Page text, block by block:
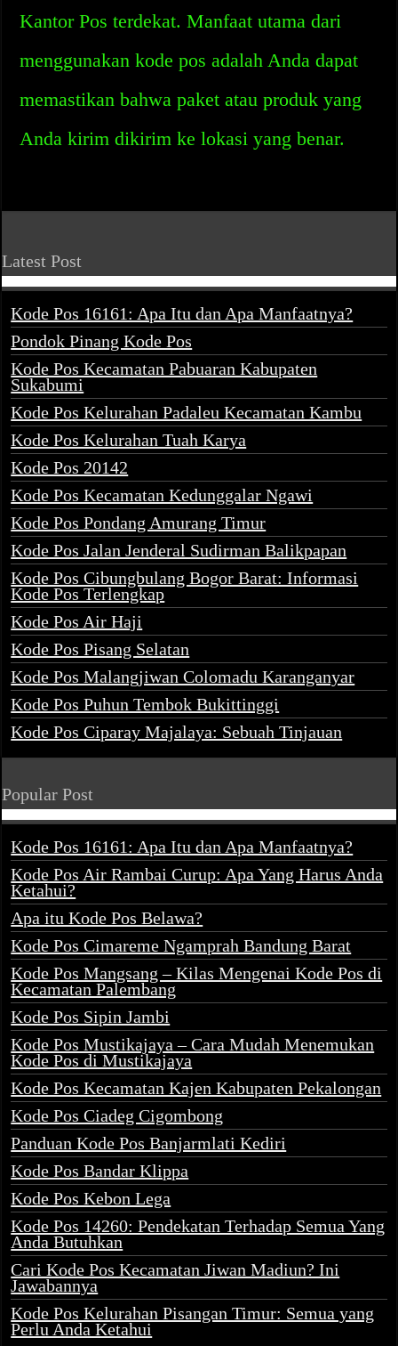
Kantor Pos terdekat. Manfaat utama dari
menggunakan kode pos adalah Anda dapat
memastikan bahwa paket atau produk yang
Anda kirim dikirim ke lokasi yang benar.
Latest Post
Kode Pos 16161: Apa Itu dan Apa Manfaatnya?
Pondok Pinang Kode Pos
Kode Pos Kecamatan Pabuaran Kabupaten
Sukabumi
Kode Pos Kelurahan Padaleu Kecamatan Kambu
Kode Pos Kelurahan Tuah Karya
Kode Pos 20142
Kode Pos Kecamatan Kedunggalar Ngawi
Kode Pos Pondang Amurang Timur
Kode Pos Jalan Jenderal Sudirman Balikpapan
Kode Pos Cibungbulang Bogor Barat: Informasi
Kode Pos Terlengkap
Kode Pos Air Haji
Kode Pos Pisang Selatan
Kode Pos Malangjiwan Colomadu Karanganyar
Kode Pos Puhun Tembok Bukittinggi
Kode Pos Ciparay Majalaya: Sebuah Tinjauan
Popular Post
Kode Pos 16161: Apa Itu dan Apa Manfaatnya?
Kode Pos Air Rambai Curup: Apa Yang Harus Anda
Ketahui?
Apa itu Kode Pos Belawa?
Kode Pos Cimareme Ngamprah Bandung Barat
Kode Pos Mangsang – Kilas Mengenai Kode Pos di
Kecamatan Palembang
Kode Pos Sipin Jambi
Kode Pos Mustikajaya – Cara Mudah Menemukan
Kode Pos di Mustikajaya
Kode Pos Kecamatan Kajen Kabupaten Pekalongan
Kode Pos Ciadeg Cigombong
Panduan Kode Pos Banjarmlati Kediri
Kode Pos Bandar Klippa
Kode Pos Kebon Lega
Kode Pos 14260: Pendekatan Terhadap Semua Yang
Anda Butuhkan
Cari Kode Pos Kecamatan Jiwan Madiun? Ini
Jawabannya
Kode Pos Kelurahan Pisangan Timur: Semua yang
Perlu Anda Ketahui